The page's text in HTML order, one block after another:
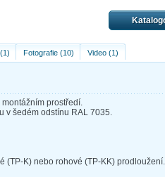
Fotografie (10) Video (1)
prostředí.
v šedém odstínu RAL 7035.
(TP-K) nebo rohové (TP-KK) prodloužení.